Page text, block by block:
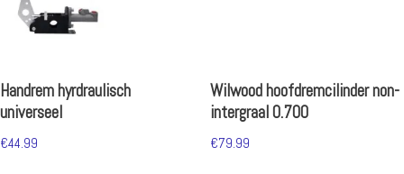
Handrem hyrdraulisch
universeel
€44.99
Wilwood hoofdremcilinder non-
intergraal 0.700
€79.99